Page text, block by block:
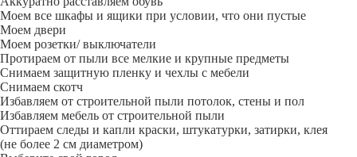
Моем все шкафы и ящики при условии, что они пустые
Моем двери
Моем розетки/ выключатели
Протираем от пыли все мелкие и крупные предметы
Снимаем защитную пленку и чехлы с мебели
Снимаем скотч
Избавляем от строительной пыли потолок, стены и пол
Избавляем мебель от строительной пыли
Оттираем следы и капли краски, штукатурки, затирки, клея
(не более 2 см диаметром)